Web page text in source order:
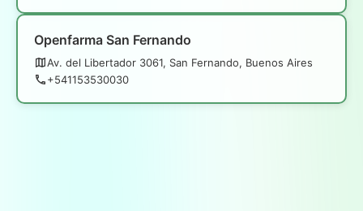
Openfarma San Fernando
Av. del Libertador 3061, San Fernando, Buenos Aires
+541153530030